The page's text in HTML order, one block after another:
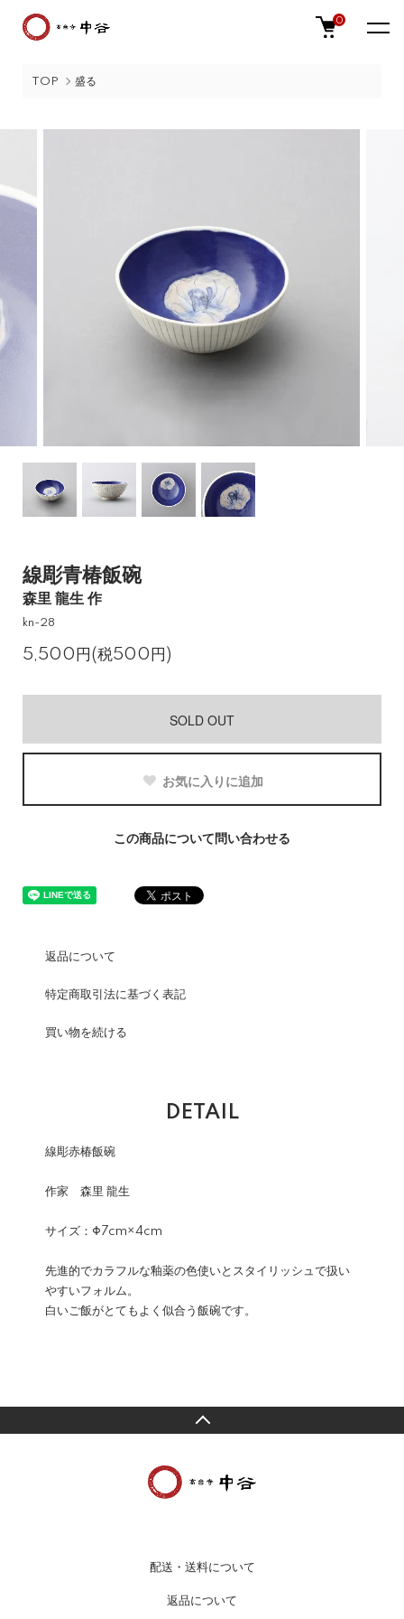
0
TOP 盛る
線彫青椿飯碗
森里 龍生 作
kn-28
5,500円(税500円)
SOLD OUT
お気に入りに追加
この商品について問い合わせる
返品について
特定商取引法に基づく表記
買い物を続ける
DETAIL
線彫赤椿飯碗
作家 森里 龍生
サイズ：Φ7cm×4cm
先進的でカラフルな釉薬の色使いとスタイリッシュで扱い
やすいフォルム。
白いご飯がとてもよく似合う飯碗です。
配送・送料について
返品について